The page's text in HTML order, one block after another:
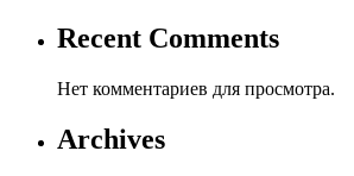
Recent Comments
Нет комментариев для просмотра.
Archives